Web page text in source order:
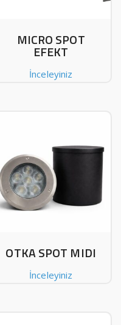
MICRO SPOT
EFEKT
İnceleyiniz
OTKA SPOT MIDI
İnceleyiniz